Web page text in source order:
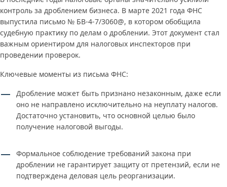
контроль за дроблением бизнеса. В марте 2021 года ФНС
выпустила письмо № БВ-4-7/3060@, в котором обобщила
судебную практику по делам о дроблении. Этот документ стал
важным ориентиром для налоговых инспекторов при
проведении проверок.
Ключевые моменты из письма ФНС:
Дробление может быть признано незаконным, даже если
оно не направлено исключительно на неуплату налогов.
Достаточно установить, что основной целью было
получение налоговой выгоды.
Формальное соблюдение требований закона при
дроблении не гарантирует защиту от претензий, если не
подтверждена деловая цель реорганизации.